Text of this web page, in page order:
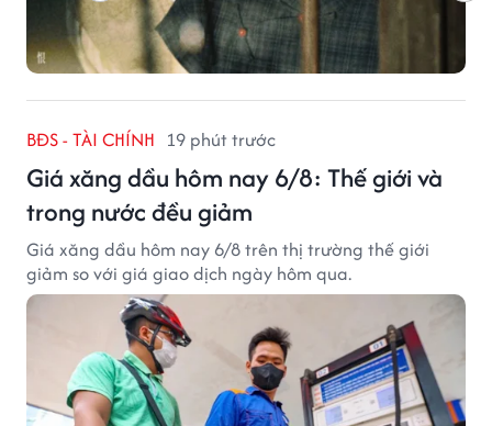
BĐS - TÀI CHÍNH 19 phút trước
Giá xăng dầu hôm nay 6/8: Thế giới và
trong nước đều giảm
Giá xăng dầu hôm nay 6/8 trên thị trường thế giới
giảm so với giá giao dịch ngày hôm qua.